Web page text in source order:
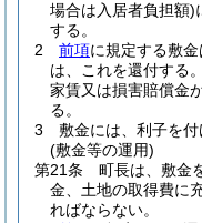
場合は入居者負担額)
する。
2
前項に規定する敷
は、これを還付する。
家賃又は損害賠償金
る。
3
敷金には、利子を付
(敷金等の運用)
第21条
町長は、敷金
金、土地の取得費に
ればならない。